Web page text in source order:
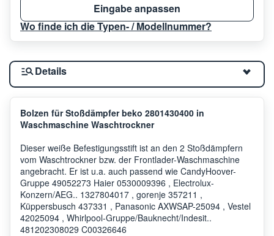
Eingabe anpassen
Wo finde ich die Typen- / Modellnummer?
Details
Bolzen für Stoßdämpfer beko 2801430400 in
Waschmaschine Waschtrockner
Dieser weiße Befestigungsstift ist an den 2 Stoßdämpfern
vom Waschtrockner bzw. der Frontlader-Waschmaschine
angebracht. Er ist u.a. auch passend wie CandyHoover-
Gruppe 49052273 Haier 0530009396 , Electrolux-
Konzern/AEG.. 1327804017 , gorenje 357211 ,
Küppersbusch 437331 , Panasonic AXWSAP-25094 , Vestel
42025094 , Whirlpool-Gruppe/Bauknecht/Indesit..
481202308029 C00326646